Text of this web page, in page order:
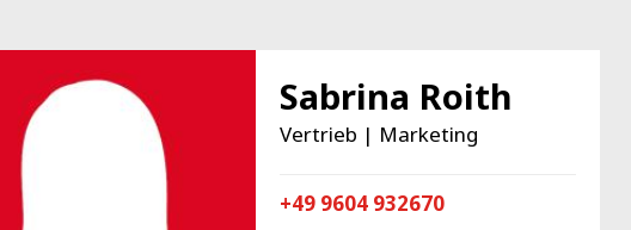
Sabrina Roith
Vertrieb | Marketing
+49 9604 932670